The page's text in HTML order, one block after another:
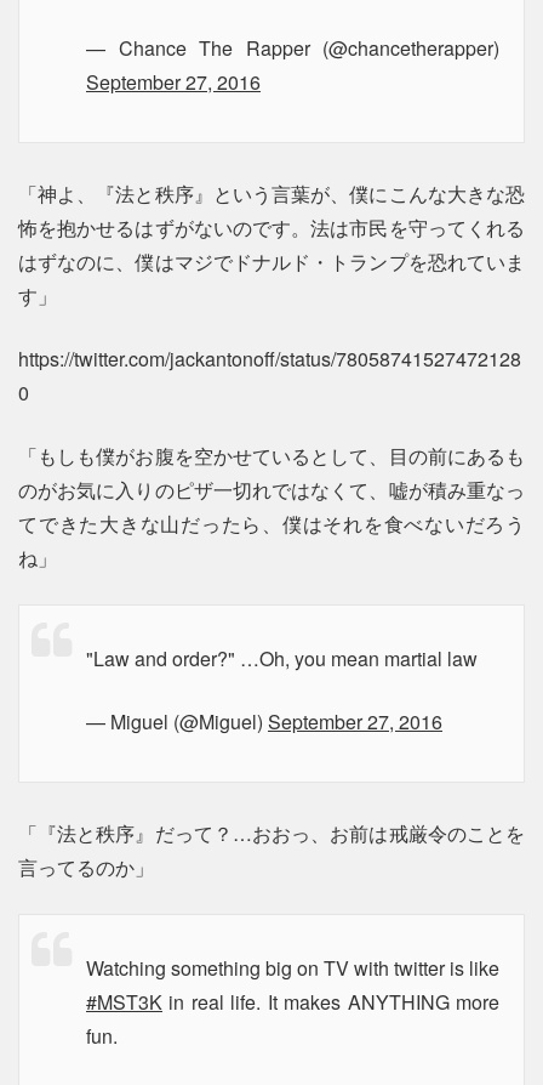
— Chance The Rapper (@chancetherapper)
September 27, 2016
「神よ、『法と秩序』という言葉が、僕にこんな大きな恐
怖を抱かせるはずがないのです。法は市民を守ってくれる
はずなのに、僕はマジでドナルド・トランプを恐れていま
す」
https://twitter.com/jackantonoff/status/78058741527472128
0
「もしも僕がお腹を空かせているとして、目の前にあるも
のがお気に入りのピザ一切れではなくて、嘘が積み重なっ
てできた大きな山だったら、僕はそれを食べないだろう
ね」
"Law and order?" …Oh, you mean martial law
— Miguel (@Miguel) September 27, 2016
「『法と秩序』だって？…おおっ、お前は戒厳令のことを
言ってるのか」
Watching something big on TV with twitter is like
#MST3K in real life. It makes ANYTHING more
fun.